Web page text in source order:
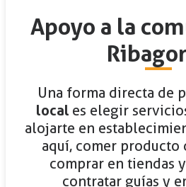
Apoyo a la
Una forma directa de
local es elegir
alojarte en
aquí, comer producto
comprar en tiendas
contratar guías y